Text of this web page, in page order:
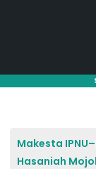
Makesta
Hasaniah